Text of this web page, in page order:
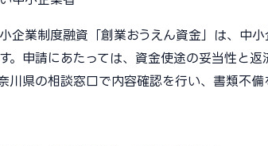
企業制度融資「創業おうえん資金」は、中
。申請にあたっては、資金使途の妥当性と
川県の相談窓口で内容確認を行い、書類不